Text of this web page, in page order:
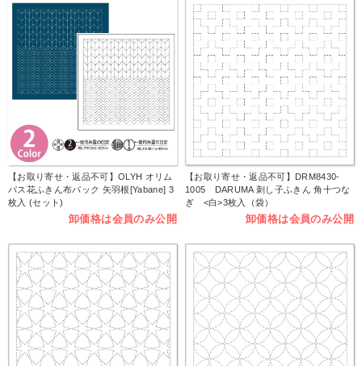
【お取り寄せ・返品不可】OLYH オリム
パス花ふきん布パック 矢羽根[Yabane] 3
枚入 (セット)
卸価格は会員のみ公開
【お取り寄せ・返品不可】DRM8430-
1005 DARUMA 刺し子ふきん 角十つな
ぎ <白>3枚入（袋）
卸価格は会員のみ公開